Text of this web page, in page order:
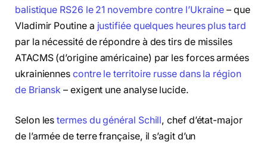
balistique RS26 le 21 novembre contre l’Ukraine – que
Vladimir Poutine a justifiée quelques heures plus tard
par la nécessité de répondre à des tirs de missiles
ATACMS (d’origine américaine) par les forces armées
ukrainiennes contre le territoire russe dans la région
de Briansk – exigent une analyse lucide.
Selon lestermes du général Schill, chef d’état-major
de l’armée de terre française, il s’agit d’un